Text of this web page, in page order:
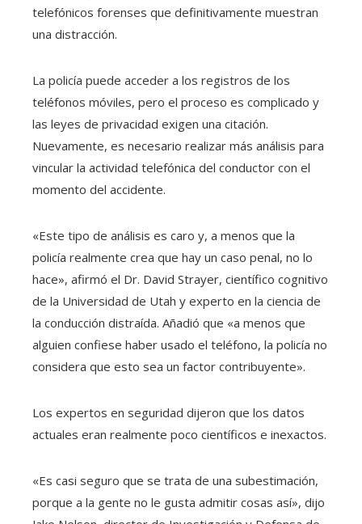
telefónicos forenses que definitivamente muestran
una distracción.
La policía puede acceder a los registros de los
teléfonos móviles, pero el proceso es complicado y
las leyes de privacidad exigen una citación.
Nuevamente, es necesario realizar más análisis para
vincular la actividad telefónica del conductor con el
momento del accidente.
«Este tipo de análisis es caro y, a menos que la
policía realmente crea que hay un caso penal, no lo
hace», afirmó el Dr. David Strayer, científico cognitivo
de la Universidad de Utah y experto en la ciencia de
la conducción distraída. Añadió que «a menos que
alguien confiese haber usado el teléfono, la policía no
considera que esto sea un factor contribuyente».
Los expertos en seguridad dijeron que los datos
actuales eran realmente poco científicos e inexactos.
«Es casi seguro que se trata de una subestimación,
porque a la gente no le gusta admitir cosas así», dijo